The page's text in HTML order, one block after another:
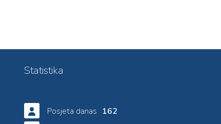
Statistika
Posjeta danas 162